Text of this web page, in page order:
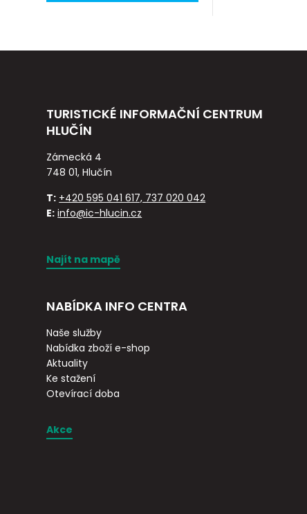
TURISTICKÉ INFORMAČNÍ CENTRUM
HLUČÍN
Zámecká 4
748 01, Hlučín
T: +420 595 041 617, 737 020 042
E: info@ic-hlucin.cz
Najít na mapě
NABÍDKA INFO CENTRA
Naše služby
Nabídka zboží e-shop
Aktuality
Ke stažení
Otevírací doba
Akce